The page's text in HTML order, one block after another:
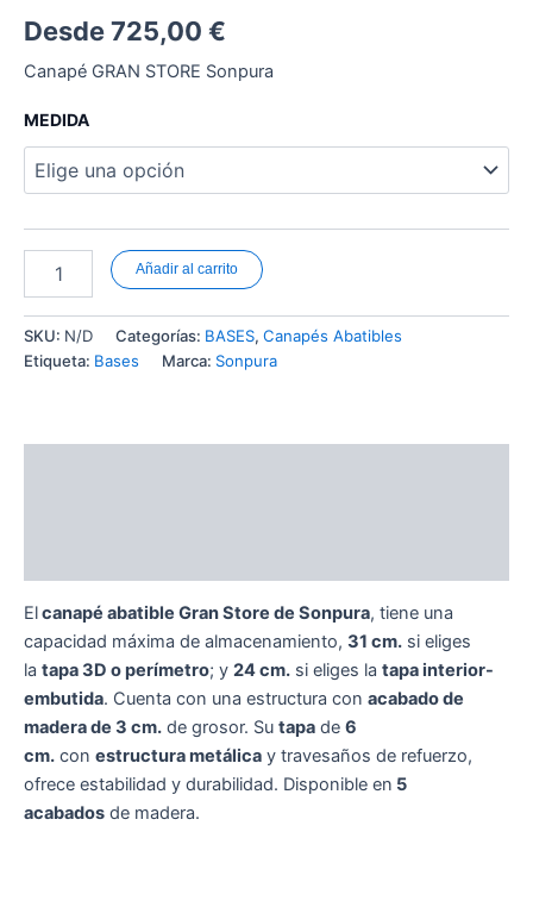
Desde725,00 €
Canapé GRAN STORE Sonpura
MEDIDA
Añadir al carrito
SKU: N/D Categorías: BASES, Canapés Abatibles
Etiqueta: Bases Marca: Sonpura
Elcanapé abatible Gran Store de Sonpura, tiene una
capacidad máxima de almacenamiento, 31 cm. si eliges
la tapa 3D o perímetro; y 24 cm. si eliges la tapa interior-
embutida. Cuenta con una estructura con acabado de
madera de 3 cm. de grosor. Su tapa de 6
cm. con estructura metálica y travesaños de refuerzo,
ofrece estabilidad y durabilidad. Disponible en 5
acabados de madera.